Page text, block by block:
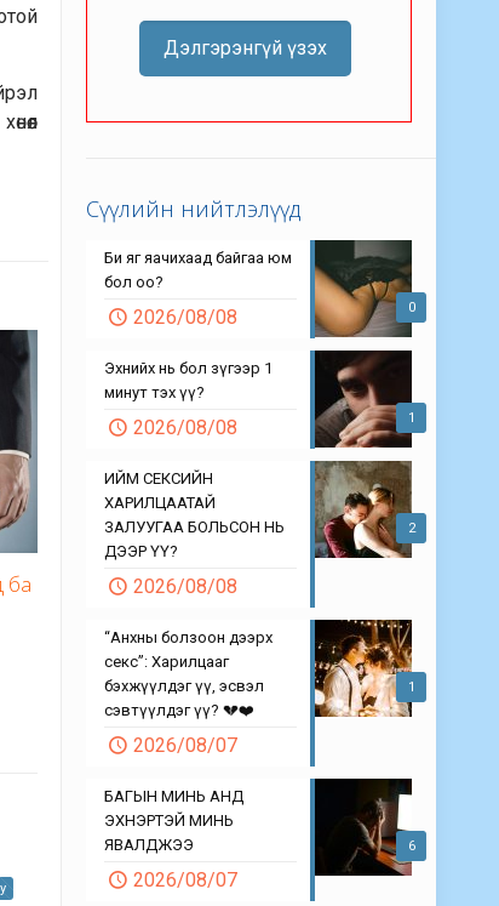
ба
Дэлгэрэнгүй үзэх
Сүүлийн нийтлэлүүд
0
Би яг яачихаад байгаа юм
бол оо?
2026/08/08
1
Эхнийх нь бол зүгээр 1
минут тэх үү?
2026/08/08
2
ИЙМ СЕКСИЙН
ХАРИЛЦААТАЙ
ЗАЛУУГАА БОЛЬСОН НЬ
ДЭЭР ҮҮ?
2026/08/08
1
“Анхны болзоон дээрх
секс”: Харилцааг
бэхжүүлдэг үү, эсвэл
сэвтүүлдэг үү? 💔❤️
2026/08/07
6
БАГЫН МИНЬ АНД
ЭХНЭРТЭЙ МИНЬ
ЯВАЛДЖЭЭ
2026/08/07